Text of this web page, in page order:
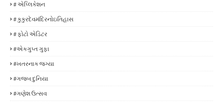
# એપ્લિકેશન
# કુકુરદેવમંદિરનોઇતિહાસ
# ફોટો એડિટર
#એકગુપ્ત ગુફા
#ખતરનાક જગ્યા
#ગજબ દુનિયા
#ગણેશ ઉત્સવ